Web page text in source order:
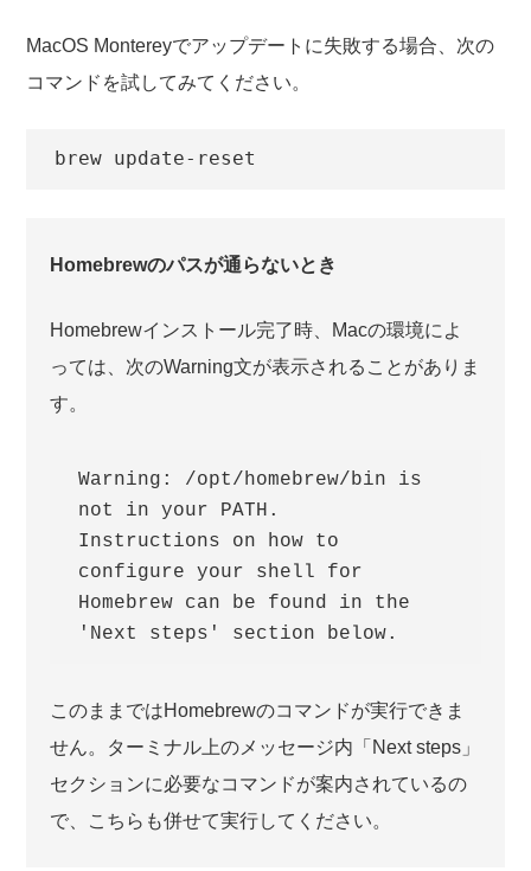
MacOS Montereyでアップデートに失敗する場合、次の
コマンドを試してみてください。
brew update-reset
Homebrewのパスが通らないとき
Homebrewインストール完了時、Macの環境によ
っては、次のWarning文が表示されることがありま
す。
Warning: /opt/homebrew/bin is
not in your PATH.
Instructions on how to
configure your shell for
Homebrew can be found in the
このままではHomebrewのコマンドが実行できま
せん。ターミナル上のメッセージ内「Next steps」
セクションに必要なコマンドが案内されているの
で、こちらも併せて実行してください。